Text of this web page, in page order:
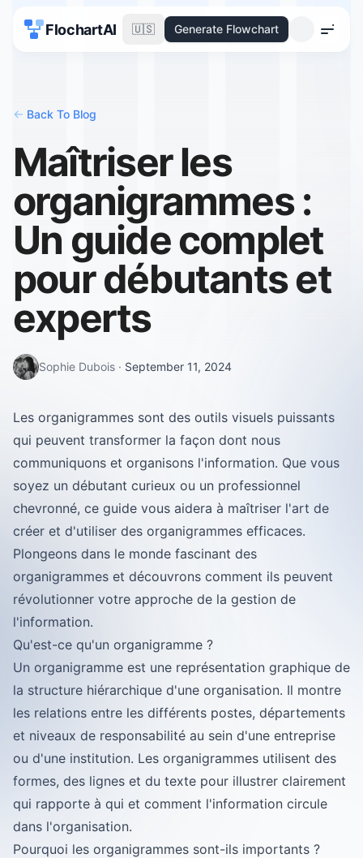
FlochartAI 🇺🇸 Generate Flowchart
Menu
<- Back To Blog
Maîtriser les
organigrammes :
Un guide complet
pour débutants et
experts
Sophie Dubois · September 11, 2024
Les organigrammes sont des outils visuels puissants
qui peuvent transformer la façon dont nous
communiquons et organisons l'information. Que vous
soyez un débutant curieux ou un professionnel
chevronné, ce guide vous aidera à maîtriser l'art de
créer et d'utiliser des organigrammes efficaces.
Plongeons dans le monde fascinant des
organigrammes et découvrons comment ils peuvent
révolutionner votre approche de la gestion de
l'information.
Qu'est-ce qu'un organigramme ?
Un organigramme est une représentation graphique de
la structure hiérarchique d'une organisation. Il montre
les relations entre les différents postes, départements
et niveaux de responsabilité au sein d'une entreprise
ou d'une institution. Les organigrammes utilisent des
formes, des lignes et du texte pour illustrer clairement
qui rapporte à qui et comment l'information circule
dans l'organisation.
Pourquoi les organigrammes sont-ils importants ?